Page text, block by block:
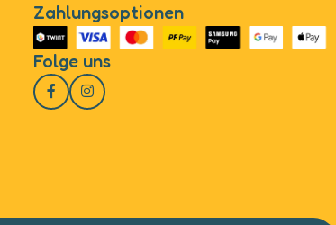
Zahlungsoptionen
Folge uns